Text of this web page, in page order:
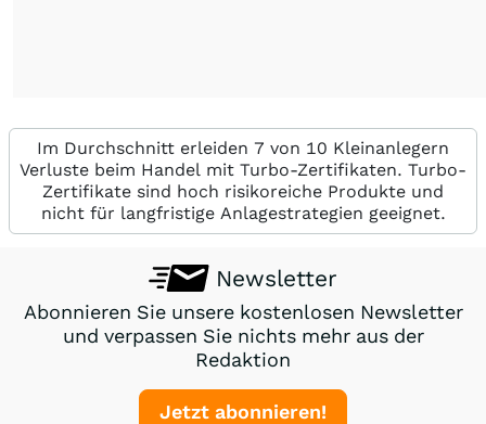
Im Durchschnitt erleiden 7 von 10 Kleinanlegern
Verluste beim Handel mit Turbo-Zertifikaten. Turbo-
Zertifikate sind hoch risikoreiche Produkte und
nicht für langfristige Anlagestrategien geeignet.
Newsletter
Abonnieren Sie unsere kostenlosen Newsletter
und verpassen Sie nichts mehr aus der
Redaktion
Jetzt abonnieren!